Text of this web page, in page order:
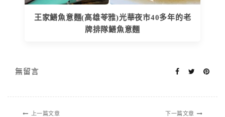
王家鱔魚意麵(高雄苓雅)光華夜市40多年的老
牌排隊鱔魚意麵
無留言
上一篇文章 下一篇文章